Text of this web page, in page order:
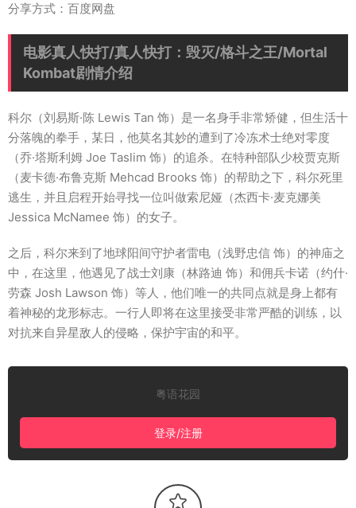
分享方式：百度网盘
电影真人快打/真人快打：毁灭/格斗之王/Mortal
Kombat剧情介绍
科尔（刘易斯·陈 Lewis Tan 饰）是一名身手非常矫健，但生活十
分落魄的拳手，某日，他莫名其妙的遭到了冷冻术士绝对零度
（乔·塔斯利姆 Joe Taslim 饰）的追杀。在特种部队少校贾克斯
（麦卡德·布鲁克斯 Mehcad Brooks 饰）的帮助之下，科尔死里
逃生，并且启程开始寻找一位叫做索尼娅（杰西卡·麦克娜美
Jessica McNamee 饰）的女子。
之后，科尔来到了地球阳间守护者雷电（浅野忠信 饰）的神庙之
中，在这里，他遇见了战士刘康（林路迪 饰）和佣兵卡诺（约什·
劳森 Josh Lawson 饰）等人，他们唯一的共同点就是身上都有
着神秘的龙形标志。一行人即将在这里接受非常严酷的训练，以
对抗来自异星敌人的侵略，保护宇宙的和平。
粤语花园
登录/注册